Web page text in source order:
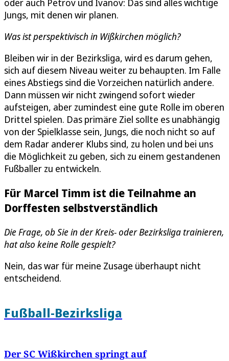
oder auch Petrov und Ivanov: Das sind alles wichtige
Jungs, mit denen wir planen.
Was ist perspektivisch in Wißkirchen möglich?
Bleiben wir in der Bezirksliga, wird es darum gehen,
sich auf diesem Niveau weiter zu behaupten. Im Falle
eines Abstiegs sind die Vorzeichen natürlich andere.
Dann müssen wir nicht zwingend sofort wieder
aufsteigen, aber zumindest eine gute Rolle im oberen
Drittel spielen. Das primäre Ziel sollte es unabhängig
von der Spielklasse sein, Jungs, die noch nicht so auf
dem Radar anderer Klubs sind, zu holen und bei uns
die Möglichkeit zu geben, sich zu einem gestandenen
Fußballer zu entwickeln.
Für Marcel Timm ist die Teilnahme an
Dorffesten selbstverständlich
Die Frage, ob Sie in der Kreis- oder Bezirksliga trainieren,
hat also keine Rolle gespielt?
Nein, das war für meine Zusage überhaupt nicht
entscheidend.
Fußball-Bezirksliga
Der SC Wißkirchen springt auf